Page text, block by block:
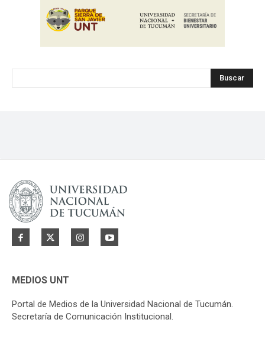
Buscar
MEDIOS UNT
Portal de Medios de la Universidad Nacional de Tucumán.
Secretaría de Comunicación Institucional.